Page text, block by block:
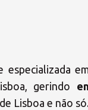
especializada
gerindo
Lisboa e não